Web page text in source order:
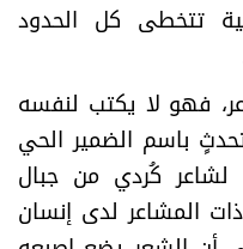
تتخطى كل الحدود
فهو لا يكتب لنفسه
باسم الضمير الحي
لشاعر كُردي من جبال
المشاعر لدى إنسان